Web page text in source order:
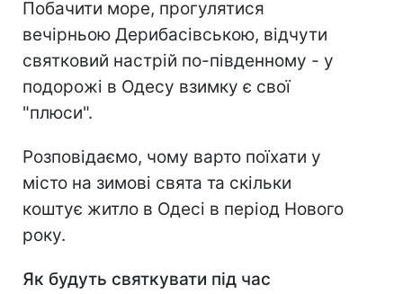
Побачити море, прогулятися
вечірньою Дерибасівською, відчути
святковий настрій по-південному - у
подорожі в Одесу взимку є свої
"плюси".
Розповідаємо, чому варто поїхати у
місто на зимові свята та скільки
коштує житло в Одесі в період Нового
року.
Як будуть святкувати під час